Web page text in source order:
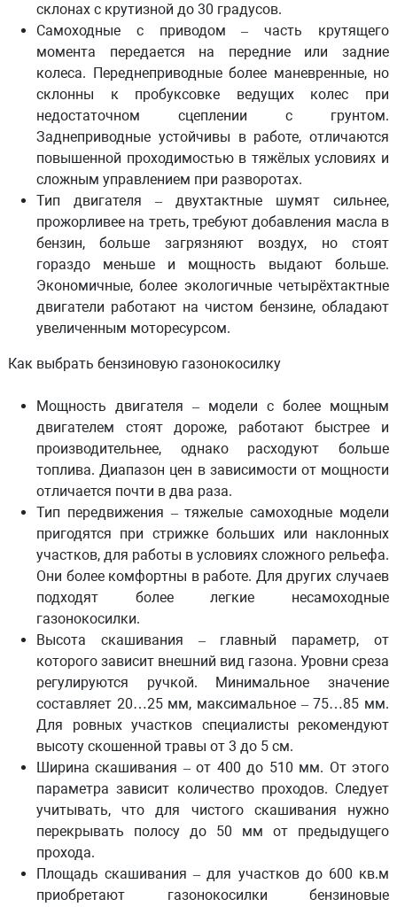
склонах с крутизной до 30 градусов.
Самоходные с приводом – часть крутящего
момента передается на передние или задние
колеса. Переднеприводные более маневренные, но
склонны к пробуксовке ведущих колес при
недостаточном сцеплении с грунтом.
Заднеприводные устойчивы в работе, отличаются
повышенной проходимостью в тяжёлых условиях и
сложным управлением при разворотах.
Тип двигателя – двухтактные шумят сильнее,
прожорливее на треть, требуют добавления масла в
бензин, больше загрязняют воздух, но стоят
гораздо меньше и мощность выдают больше.
Экономичные, более экологичные четырёхтактные
двигатели работают на чистом бензине, обладают
увеличенным моторесурсом.
Как выбрать бензиновую газонокосилку
Мощность двигателя – модели с более мощным
двигателем стоят дороже, работают быстрее и
производительнее, однако расходуют больше
топлива. Диапазон цен в зависимости от мощности
отличается почти в два раза.
Тип передвижения – тяжелые самоходные модели
пригодятся при стрижке больших или наклонных
участков, для работы в условиях сложного рельефа.
Они более комфортны в работе. Для других случаев
подходят более легкие несамоходные
газонокосилки.
Высота скашивания – главный параметр, от
которого зависит внешний вид газона. Уровни среза
регулируются ручкой. Минимальное значение
составляет 20…25 мм, максимальное – 75…85 мм.
Для ровных участков специалисты рекомендуют
высоту скошенной травы от 3 до 5 см.
Ширина скашивания – от 400 до 510 мм. От этого
параметра зависит количество проходов. Следует
учитывать, что для чистого скашивания нужно
перекрывать полосу до 50 мм от предыдущего
прохода.
Площадь скашивания – для участков до 600 кв.м
приобретают газонокосилки бензиновые